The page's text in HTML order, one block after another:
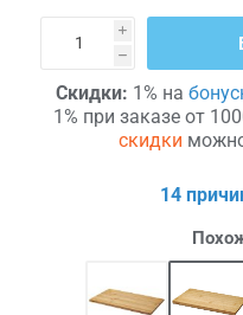
i
h
Скидки: 1% на
1% при заказе от
скидки
14